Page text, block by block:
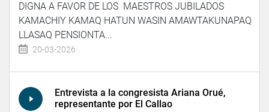
DIGNA A FAVOR DE LOS MAESTROS JUBILADOS
KAMACHIY KAMAQ HATUN WASIN AMAWTAKUNAPAQ
LLASAQ PENSIONTA...
20-03-2026
Entrevista a la congresista Ariana Orué,
representante por El Callao